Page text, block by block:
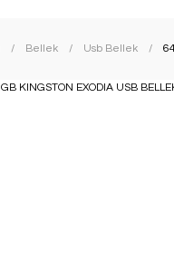
Bellek Usb Bellek